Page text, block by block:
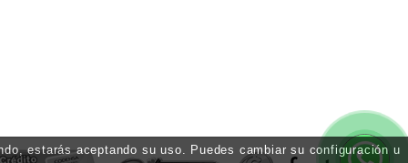
estarás aceptando su uso. Puedes cambiar su configuración u